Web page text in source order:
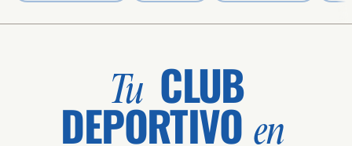
Tu CLUB
DEPORTIVO en